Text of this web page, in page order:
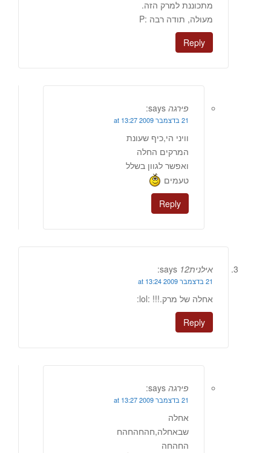
מתכוננת למרק הזה.
מעולה, תודה רבה :P
Reply
פירגה says:
21 בדצמבר 2009 at 13:27
וויני הי,כיף שעונת
המרקים החלה
ואפשר לגוון בשלל
טעמים
Reply
אילנית12 says:
21 בדצמבר 2009 at 13:24
אחלה של מרק.!!! :lol:
Reply
פירגה says:
21 בדצמבר 2009 at 13:27
אחלה
שבאחלה,חהחהחהח
החהחה